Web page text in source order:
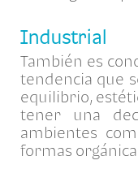
Industrial
También es
tendencia que
equilibrio,
tener una
ambientes
formas